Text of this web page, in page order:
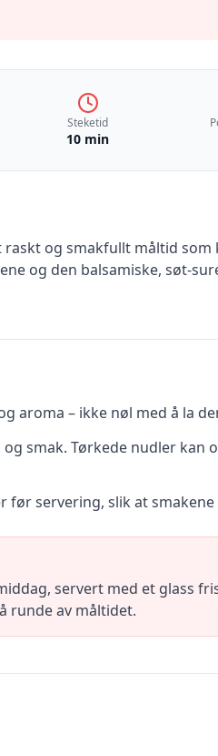
Steketid
10 min
og smakfullt måltid
og den balsamiske, søt-
aroma – ikke nøl med å la
smak. Tørkede nudler kan
servering, slik at
servert med et glass
runde av måltidet.